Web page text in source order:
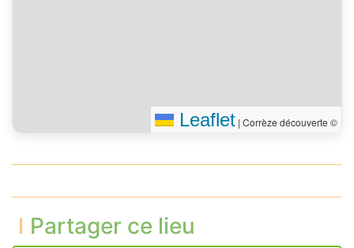
Leaflet | Corrèze découverte ©
Partager ce lieu